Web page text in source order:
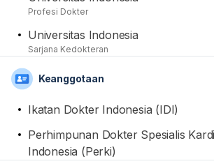
termasuk ke dalam bagian Ikatan
Profesi Dokter
Universitas Indonesia
Sarjana Kedokteran
Keanggotaan
Ikatan Dokter Indonesia (IDI)
Perhimpunan Dokter Spesialis
Indonesia (Perki)